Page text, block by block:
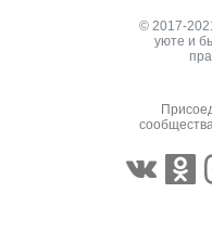
© 2017-
уюте и